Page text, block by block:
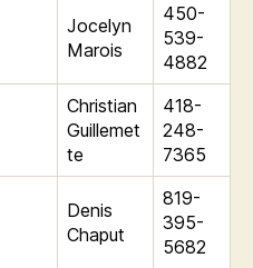
Jocelyn
Marois
450-
539-
4882
Christian
Guillemet
te
418-
248-
7365
Denis
Chaput
819-
395-
5682